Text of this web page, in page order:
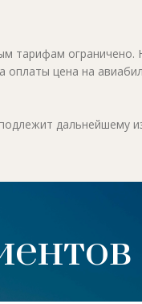
тарифам
оплаты цена на
дальнейшему